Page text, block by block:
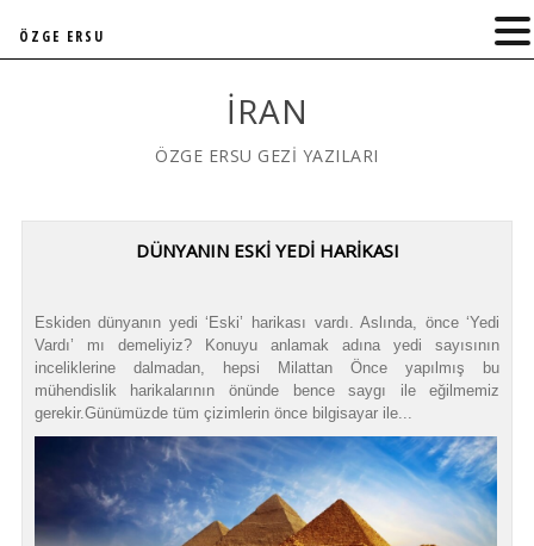
İRAN
ÖZGE ERSU GEZİ YAZILARI
DÜNYANIN ESKİ YEDİ HARİKASI
Eskiden dünyanın yedi ‘Eski’ harikası vardı. Aslında, önce ‘Yedi
Vardı’ mı demeliyiz? Konuyu anlamak adına yedi sayısının
inceliklerine dalmadan, hepsi Milattan Önce yapılmış bu
mühendislik harikalarının önünde bence saygı ile eğilmemiz
gerekir.Günümüzde tüm çizimlerin önce bilgisayar ile...
ÖZGE ERSU